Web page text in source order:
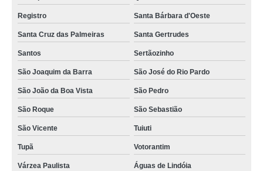
Registro Santa Bárbara d'Oeste
Santa Cruz das Palmeiras Santa Gertrudes
Santos Sertãozinho
São Joaquim da Barra São José do Rio Pardo
São João da Boa Vista São Pedro
São Roque São Sebastião
São Vicente Tuiuti
Tupã Votorantim
Várzea Paulista
Águas de Lindóia